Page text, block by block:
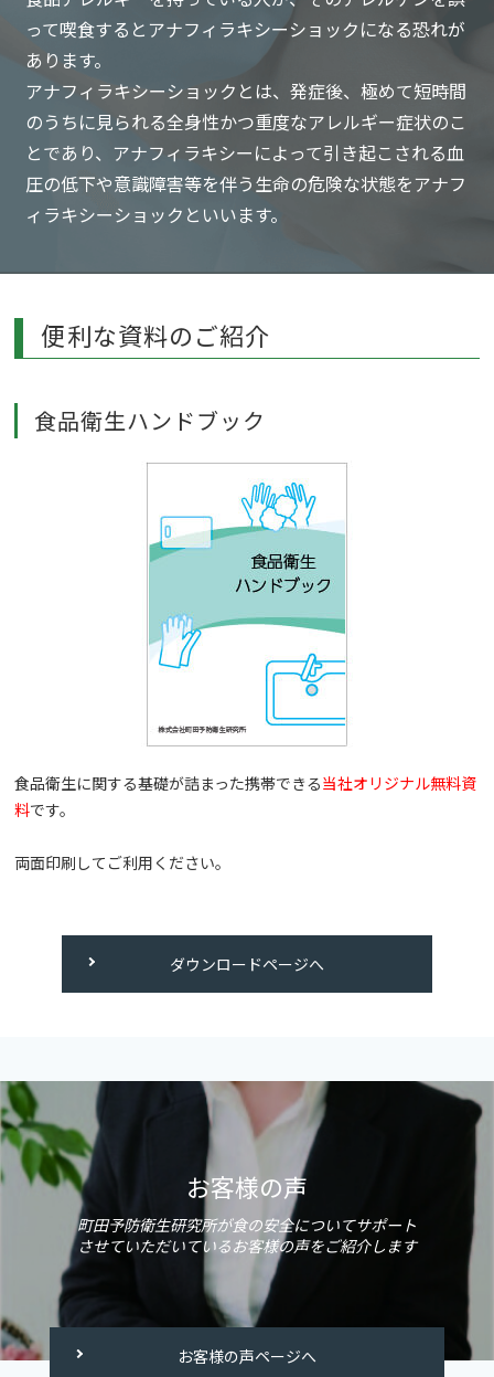
って喫食するとアナフィラキシーショックになる恐れが
あります。
アナフィラキシーショックとは、発症後、極めて短時間
のうちに見られる全身性かつ重度なアレルギー症状のこ
とであり、アナフィラキシーによって引き起こされる血
圧の低下や意識障害等を伴う生命の危険な状態をアナフ
ィラキシーショックといいます。
便利な資料のご紹介
食品衛生ハンドブック
食品衛生に関する基礎が詰まった携帯できる当社オリジナル無料資
料です。
両面印刷してご利用ください。
ダウンロードページへ
お客様の声
町田予防衛生研究所が食の安全についてサポート
させていただいているお客様の声をご紹介します
お客様の声ページへ